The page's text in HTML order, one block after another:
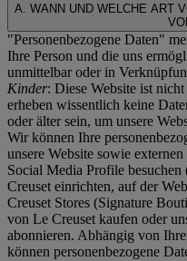
A. WANN UND WELCHE ART
"Personenbezogene Daten"
Ihre Person und die uns
unmittelbar oder in
Kinder: Diese Website ist
erheben wissentlich keine
oder älter sein, um unsere
Wir können Ihre
unsere Website sowie
Social Media Profile besuchen
Creuset einrichten, auf der
Creuset Stores (Signature
von Le Creuset kaufen oder
abonnieren. Abhängig von
können personenbezogene